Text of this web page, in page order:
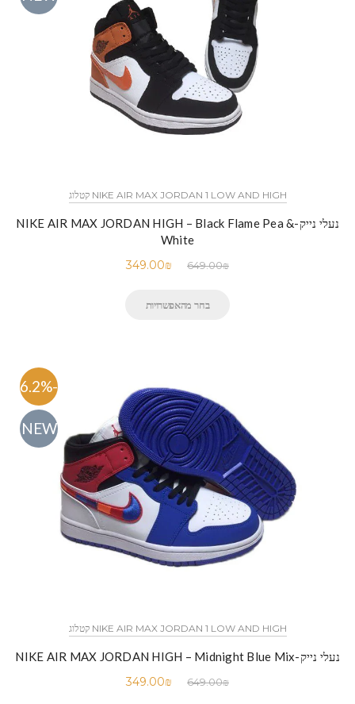
NIKE AIR MAX JORDAN 1 LOW AND HIGH קטלוג
נעלי נייק-NIKE AIR MAX JORDAN HIGH – Black Flame Pea &
White
649.00₪
349.00₪
בחר מהאפשרויות
-46.2%
NEW
NIKE AIR MAX JORDAN 1 LOW AND HIGH קטלוג
נעלי נייק-NIKE AIR MAX JORDAN HIGH – Midnight Blue Mix
649.00₪
349.00₪